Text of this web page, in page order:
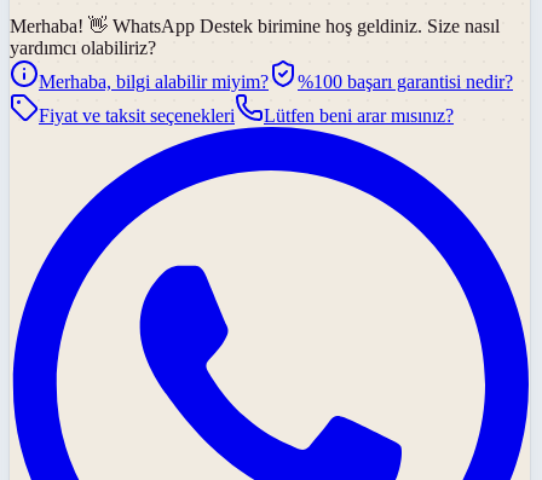
Merhaba! 👋 WhatsApp Destek birimine hoş geldiniz. Size nasıl
yardımcı olabiliriz?
Merhaba, bilgi alabilir miyim?
%100 başarı garantisi nedir?
Fiyat ve taksit seçenekleri
Lütfen beni arar mısınız?